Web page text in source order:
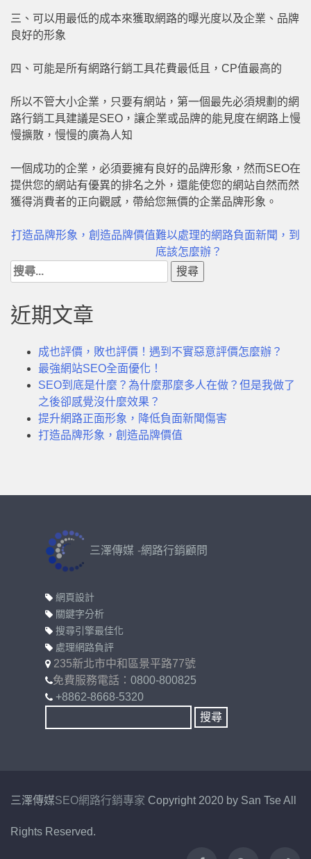
三、可以用最低的成本來獲取網路的曝光度以及企業、品牌
良好的形象
四、可能是所有網路行銷工具花費最低且，CP值最高的
所以不管大小企業，只要有網站，第一個最先必須規劃的網
路行銷工具建議是SEO，讓企業或品牌的能見度在網路上慢
慢擴散，慢慢的廣為人知
一個成功的企業，必須要擁有良好的品牌形象，然而SEO在
提供您的網站有優異的排名之外，還能使您的網站自然而然
獲得消費者的正向觀感，帶給您無價的企業品牌形象。
文
章
導
覽
難以處理的網路負面新聞，到
底該怎麼辦？
打造品牌形象，創造品牌價值
搜
尋
鍵
近期文章
成也評價，敗也評價！遇到不實惡意評價怎麼辦？
最強網站SEO全面優化！
SEO到底是什麼？為什麼那麼多人在做？但是我做了
之後卻感覺沒什麼效果？
提升網路正面形象，降低負面新聞傷害
打造品牌形象，創造品牌價值
三澤傳媒 -網路行銷顧問
網頁設計
關鍵字分析
搜尋引擎最佳化
處理網路負評
235新北市中和區景平路77號
免費服務電話： 0800-800825
+8862-8668-5320
三澤傳媒SEO網路行銷專家 Copyright 2020 by San Tse All
Rights Reserved.